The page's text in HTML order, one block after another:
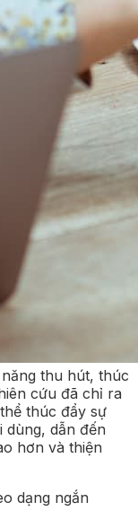
thu hút, thúc
cứu đã chỉ ra
thúc đẩy sự
dùng, dẫn đến
hơn và thiện
dạng ngắn